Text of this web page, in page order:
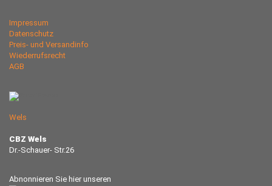
Impressum
Datenschutz
Preis- und Versandinfo
Wiederrufsrecht
AGB
Wels
CBZ Wels
Dr.-Schauer- Str.26
Abnonnieren Sie hier unseren